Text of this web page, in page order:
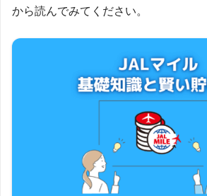
から読んでみてください。